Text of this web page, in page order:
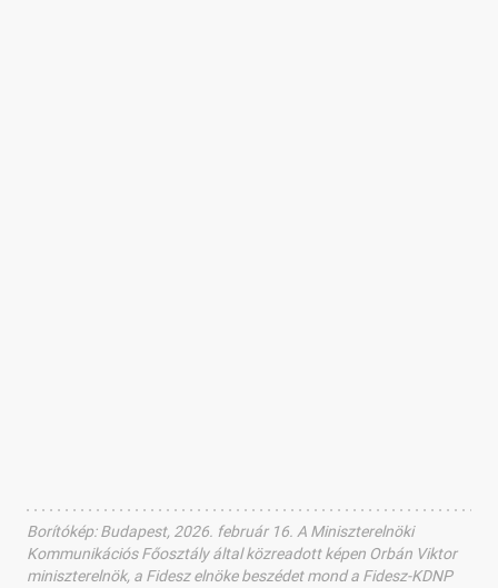
Borítókép:Budapest, 2026. február 16. A Miniszterelnöki
Kommunikációs Főosztály által közreadott képen Orbán Viktor
miniszterelnök, a Fidesz elnöke beszédet mond a Fidesz-KDNP